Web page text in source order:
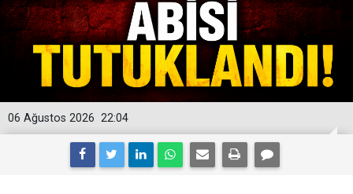
22:04
06 Ağustos 2026